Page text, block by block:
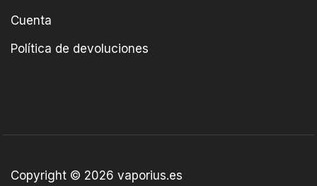
Cuenta
Política de devoluciones
Copyright © 2026 vaporius.es